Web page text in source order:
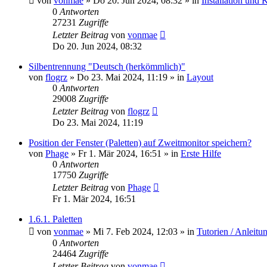
0 Antworten
27231 Zugriffe
Letzter Beitrag von vonmae
Do 20. Jun 2024, 08:32
Silbentrennung "Deutsch (herkömmlich)"
von flogrz » Do 23. Mai 2024, 11:19 » in Layout
0 Antworten
29008 Zugriffe
Letzter Beitrag von flogrz
Do 23. Mai 2024, 11:19
Position der Fenster (Paletten) auf Zweitmonitor speichern?
von Phage » Fr 1. Mär 2024, 16:51 » in Erste Hilfe
0 Antworten
17750 Zugriffe
Letzter Beitrag von Phage
Fr 1. Mär 2024, 16:51
1.6.1. Paletten
von vonmae » Mi 7. Feb 2024, 12:03 » in Tutorien /
0 Antworten
24464 Zugriffe